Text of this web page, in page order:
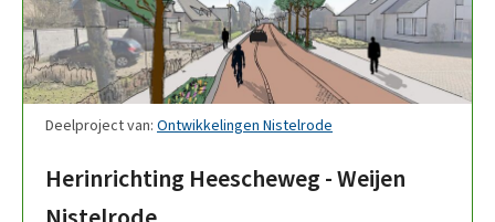
Deelproject van: Ontwikkelingen Nistelrode
Herinrichting Heescheweg - Weijen